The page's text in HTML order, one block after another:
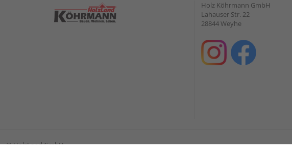
Holz Köhrmann GmbH
Lahauser Str. 22
28844 Weyhe
©HolzLand GmbH